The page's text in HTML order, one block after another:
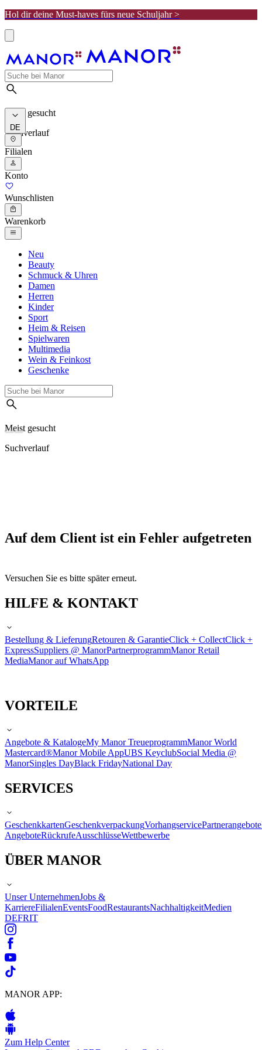
Hol dir deine Must-haves fürs neue Schuljahr >
Meist gesucht
Suchverlauf
DE
Filialen
Konto
Wunschlisten
Warenkorb
Neu
Beauty
Schmuck & Uhren
Damen
Herren
Kinder
Sport
Heim & Reisen
Spielwaren
Multimedia
Wein & Feinkost
Geschenke
Meist gesucht
Suchverlauf
Auf dem Client ist ein Fehler aufgetreten
Versuchen Sie es bitte später erneut.
HILFE & KONTAKT
Bestellung & LieferungRetouren & GarantieClick + CollectClick +
ExpressSuppliers @ ManorPartnerprogrammManor Retail
MediaManor auf WhatsApp
VORTEILE
Angebote & KatalogeMy Manor TreueprogrammManor World
Mastercard®Manor Mobile AppUBS KeyclubSocial Media @
ManorSingles DayBlack FridayNational Day
SERVICES
GeschenkkartenGeschenkverpackungVorhangservicePartnerangebote
AngeboteRückrufeAusschlüsseWettbewerbe
ÜBER MANOR
Unser UnternehmenJobs &
KarriereFilialenEventsFoodRestaurantsNachhaltigkeitMedien
DEFRIT
MANOR APP:
Zum Help Center